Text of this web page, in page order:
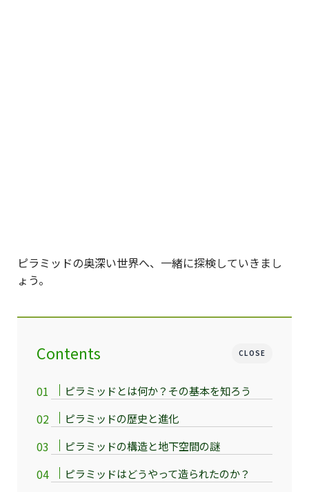
ピラミッドの奥深い世界へ、一緒に探検していきまし
ょう。
CLOSE
Contents
ピラミッドとは何か？その基本を知ろう
ピラミッドの歴史と進化
ピラミッドの構造と地下空間の謎
ピラミッドはどうやって造られたのか？